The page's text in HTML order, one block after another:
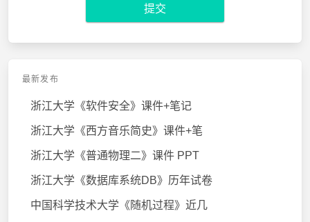
提交
最新发布
浙江大学《软件安全》课件+笔记
浙江大学《西方音乐简史》课件+笔
浙江大学《普通物理二》课件 PPT
浙江大学《数据库系统DB》历年试卷
中国科学技术大学《随机过程》近几